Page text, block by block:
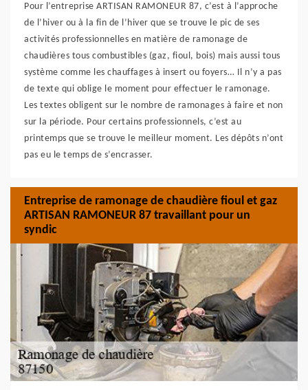
Pour l’entreprise ARTISAN RAMONEUR 87, c’est à l’approche
de l’hiver ou à la fin de l’hiver que se trouve le pic de ses
activités professionnelles en matière de ramonage de
chaudières tous combustibles (gaz, fioul, bois) mais aussi tous
système comme les chauffages à insert ou foyers… Il n’y a pas
de texte qui oblige le moment pour effectuer le ramonage.
Les textes obligent sur le nombre de ramonages à faire et non
sur la période. Pour certains professionnels, c’est au
printemps que se trouve le meilleur moment. Les dépôts n’ont
pas eu le temps de s’encrasser.
Entreprise de ramonage de chaudière fioul et gaz
ARTISAN RAMONEUR 87 travaillant pour un
syndic